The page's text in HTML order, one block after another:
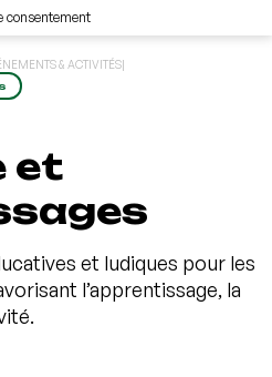
consentement
& ACTIVITÉS|
et
et ludiques pour les
l’apprentissage, la